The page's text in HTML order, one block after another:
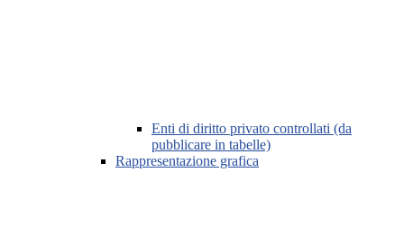
Enti di diritto privato controllati (da
pubblicare in tabelle)
Rappresentazione grafica